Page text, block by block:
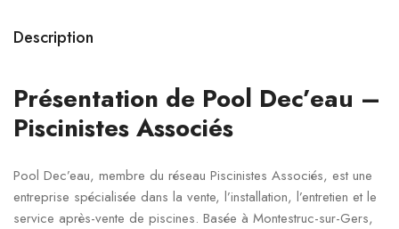
Description
Présentation de Pool Dec’eau –
Piscinistes Associés
Pool Dec’eau, membre du réseau Piscinistes Associés, est une
entreprise spécialisée dans la vente, l’installation, l’entretien et le
service après-vente de piscines. Basée à Montestruc-sur-Gers,